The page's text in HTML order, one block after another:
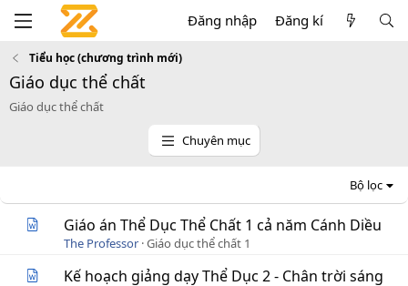
Đăng nhập Đăng kí
Tiểu học (chương trình mới)
Giáo dục thể chất
Giáo dục thể chất
Chuyên mục
Bộ lọc
Giáo án Thể Dục Thể Chất 1 cả năm Cánh Diều
The Professor Giáo dục thể chất 1
Kế hoạch giảng dạy Thể Dục 2 - Chân trời sáng